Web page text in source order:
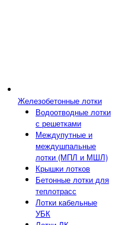
Железобетонные лотки
Водоотводные лотки
с решетками
Междупутные и
междушпальные
лотки (МПЛ и МШЛ)
Крышки лотков
Бетонные лотки для
теплотрасс
Лотки кабельные
УБК